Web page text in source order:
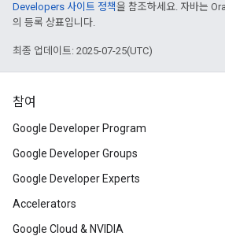
Developers 사이트 정책을 참조하세요. 자바는
의 등록 상표입니다.
최종 업데이트: 2025-07-25(UTC)
참여
Google Developer Program
Google Developer Groups
Google Developer Experts
Accelerators
Google Cloud & NVIDIA